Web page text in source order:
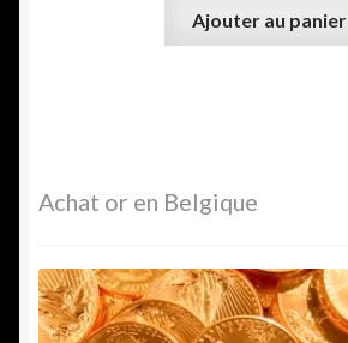
Ajouter au panier
Achat or en Belgique